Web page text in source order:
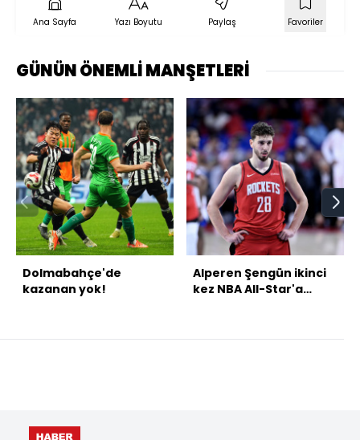
Ana Sayfa Yazı Boyutu Paylaş Favoriler
GÜNÜN ÖNEMLİ MANŞETLERİ
Dolmabahçe'de
kazanan yok!
Alperen Şengün ikinci
kez NBA All-Star'a